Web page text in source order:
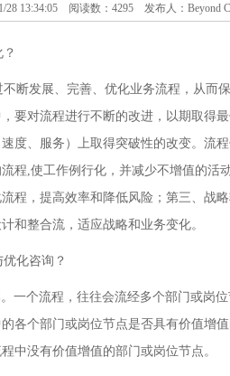
28 13:34:05 阅读数：4295 发布人：Beyond
断发展、完善、优化业务流程，从而
要对流程进行不断的改进，以期取得
度、服务）上取得突破性的改变。流程
程,使工作例行化，并减少不增值的活
程，提高效率和降低风险；第三、战
和整合流，适应战略和业务变化。
化咨询？
一个流程，往往会流经多个部门或岗
各个部门或岗位节点是否具有价值增
中没有价值增值的部门或岗位节点。